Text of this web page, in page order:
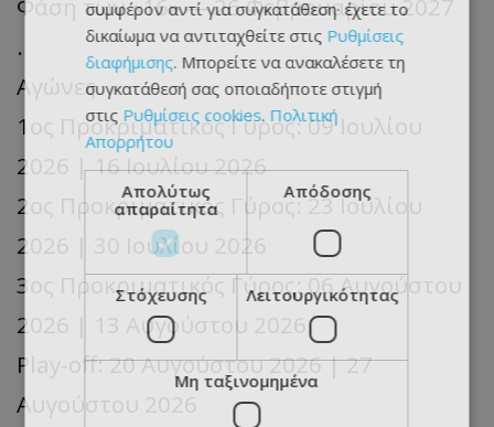
Φάση των «16» — 26 Φεβρουαρίου 2027
.
Αγώνες
1ος Προκριματικός Γύρος: 09 Ιουλίου
2026 | 16 Ιουλίου 2026
2ος Προκριματικός Γύρος: 23 Ιουλίου
2026 | 30 Ιουλίου 2026
3ος Προκριματικός Γύρος: 06 Αυγούστου
2026 | 13 Αυγούστου 2026
Play-off: 20 Αυγούστου 2026 | 27
Αυγούστου 2026
συμφέρον αντί για συγκατάθεση· έχετε το
δικαίωμα να αντιταχθείτε στις Ρυθμίσεις
διαφήμισης. Μπορείτε να ανακαλέσετε τη
συγκατάθεσή σας οποιαδήποτε στιγμή
στις Ρυθμίσεις cookies. Πολιτική
Απορρήτου
Απολύτως
απαραίτητα
Απόδοσης
Στόχευσης Λειτουργικότητας
Μη ταξινομημένα